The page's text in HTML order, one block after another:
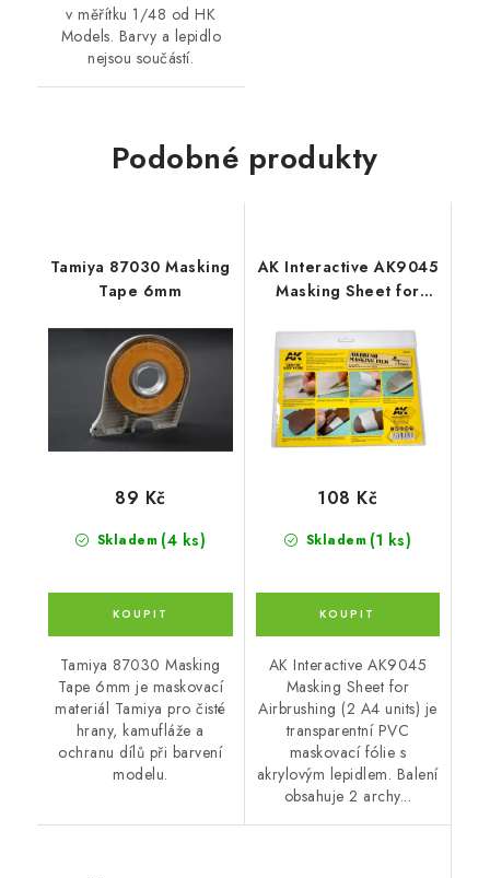
v měřítku 1/48 od HK
Models. Barvy a lepidlo
nejsou součástí.
Podobné produkty
Tamiya 87030 Masking
Tape 6mm
Skladem (4 ks)
89 Kč
Tamiya 87030 Masking
Tape 6mm je maskovací
materiál Tamiya pro čisté
hrany, kamufláže a
ochranu dílů při barvení
modelu.
AK Interactive AK9045
Masking Sheet for
units)
Skladem (1 ks)
108 Kč
AK Interactive AK9045
Masking Sheet for
Airbrushing (2 A4 units) je
transparentní PVC
maskovací fólie s
akrylovým lepidlem. Balení
obsahuje 2 archy...